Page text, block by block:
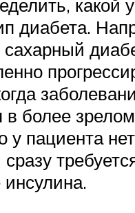
какой у
диабета.
сахарный
в более зрелом
у пациента нет